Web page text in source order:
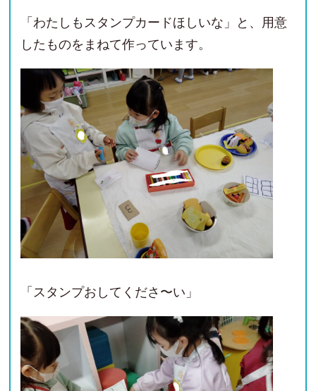
「わたしもスタンプカードほしいな」と、用意
したものをまねて作っています。
「スタンプおしてくださ〜い」